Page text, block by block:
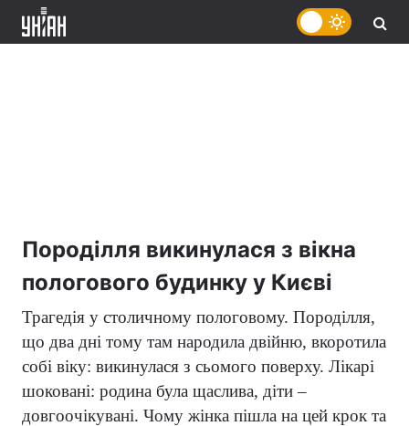
Породілля викинулася з вікна
пологового будинку у Києві
Трагедія у столичному пологовому. Породілля,
що два дні тому там народила двійню, вкоротила
собі віку: викинулася з сьомого поверху. Лікарі
шоковані: родина була щаслива, діти –
довгоочікувані. Чому жінка пішла на цей крок та